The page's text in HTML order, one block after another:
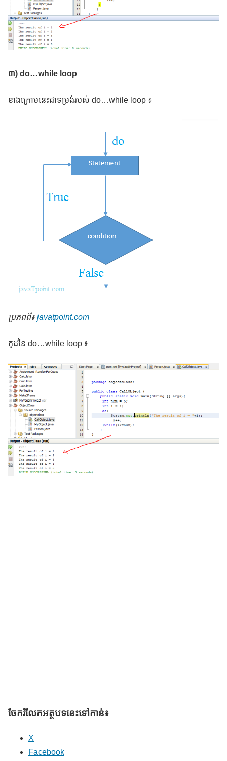
៣) do…while loop
ខាងក្រោមនេះជាទម្រង់របស់ do…while loop ៖
ប្រភពពី៖ javatpoint.com
កូដនៃ do…while loop ៖
ចែករំលែក​អត្ថបទនេះទៅកាន់៖
X
Facebook